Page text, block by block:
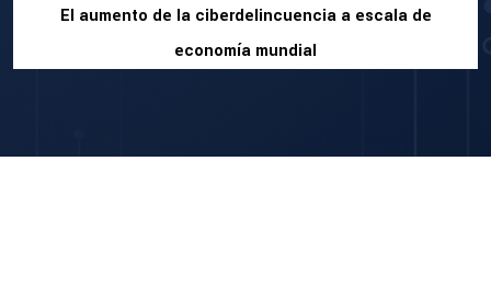
El aumento de la ciberdelincuencia a escala de
economía mundial